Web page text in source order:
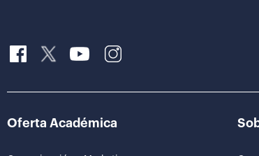
Oferta Académica